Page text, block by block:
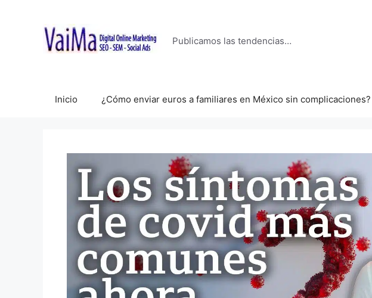
contenido
Publicamos las tendencias…
Inicio ¿Cómo enviar euros a familiares en México sin complicaciones?